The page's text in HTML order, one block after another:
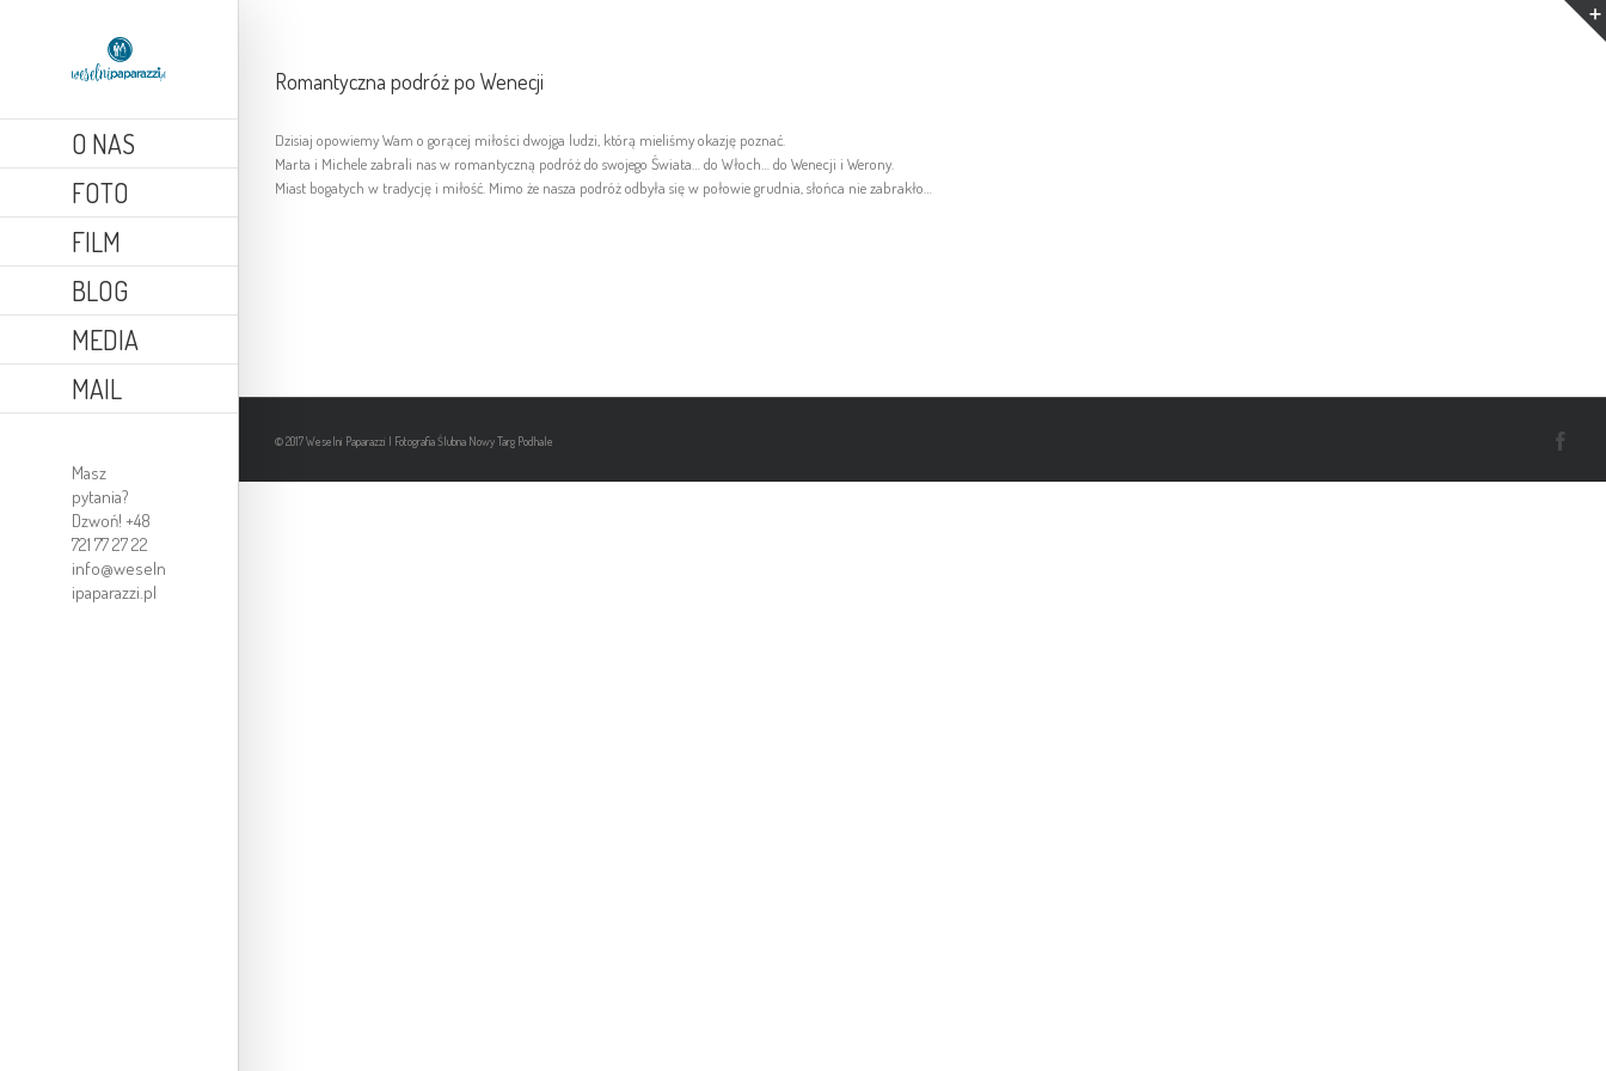
O NAS
FOTO
FILM
BLOG
MEDIA
MAIL
Masz
pytania?
Dzwoń! +48
721 77 27 22
info@weseln
ipaparazzi.pl
Romantyczna podróż po Wenecji
Dzisiaj opowiemy Wam o gorącej miłości dwojga ludzi, którą mieliśmy okazję poznać.
Marta i Michele zabrali nas w romantyczną podróż do swojego Świata… do Włoch… do Wenecji i Werony.
Miast bogatych w tradycję i miłość. Mimo że nasza podróż odbyła się w połowie grudnia, słońca nie zabrakło…
© 2017 Weselni Paparazzi | Fotografia Ślubna Nowy Targ Podhale